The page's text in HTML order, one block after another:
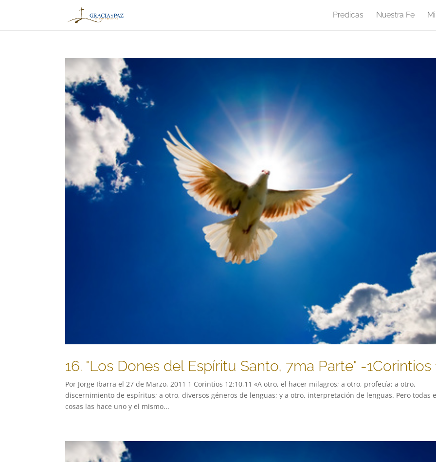
Predicas Nuestra Fe
16. "Los Dones del Espíritu Santo, 7ma Parte" -1Corintios
Por Jorge Ibarra el 27 de Marzo, 2011 1 Corintios 12:10,11 «A otro, el hacer milagros; a otro, profecía; a otro,
discernimiento de espíritus; a otro, diversos géneros de lenguas; y a otro, interpretación de lenguas. Pero todas
cosas las hace uno y el mismo...